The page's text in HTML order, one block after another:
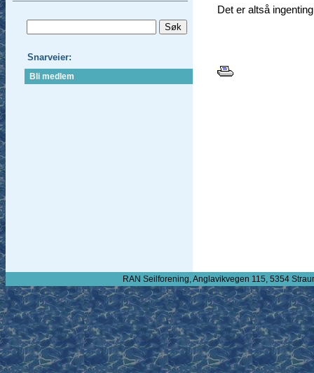
Snarveier:
Bli medlem
Det er altså
RAN Seilforening, Anglavikvegen 115, 5354